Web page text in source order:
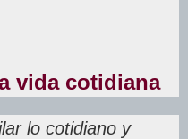
vida cotidiana
lo cotidiano y